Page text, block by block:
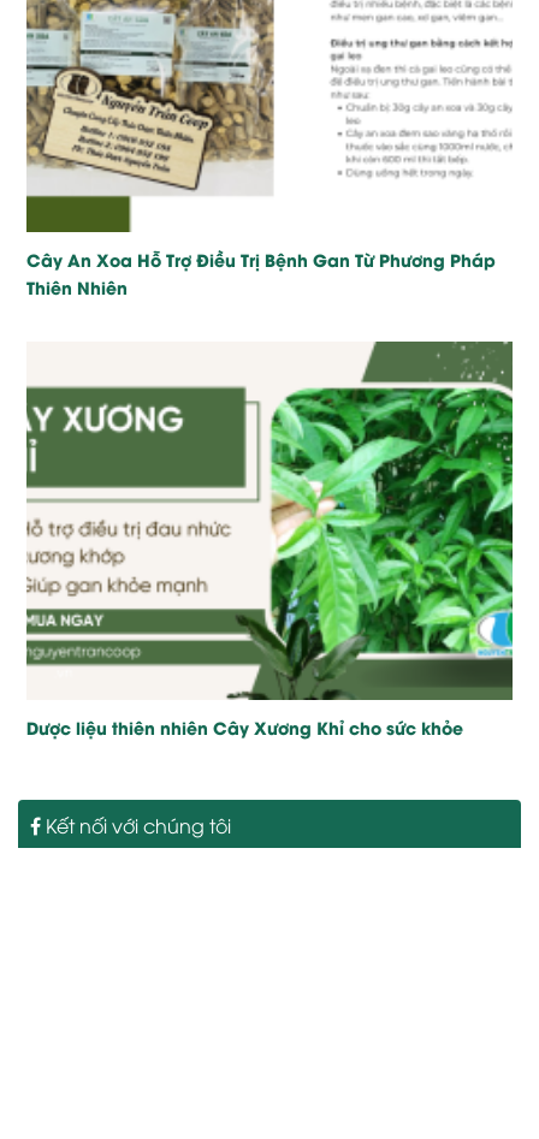
Cây An Xoa Hỗ Trợ Điều Trị Bệnh Gan Từ Phương Pháp
Thiên Nhiên
Dược liệu thiên nhiên Cây Xương Khỉ cho sức khỏe
Kết nối với chúng tôi